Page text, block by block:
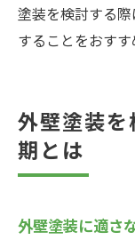
塗装を検討する
することをおすす
外壁塗装
期とは
外壁塗装に適さ